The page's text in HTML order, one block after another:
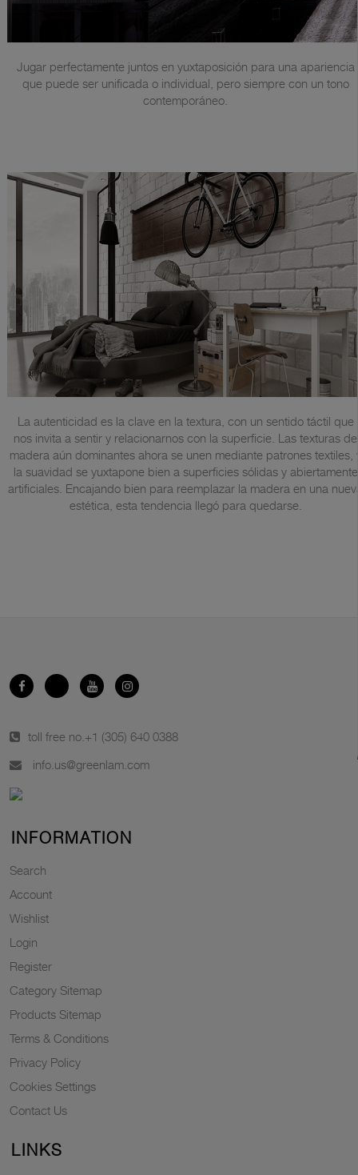
Jugar perfectamente juntos en yuxtaposición para una apariencia
que puede ser unificada o individual, pero siempre con un tono
contemporáneo.
La autenticidad es la clave en la textura, con un sentido táctil que
nos invita a sentir y relacionarnos con la superficie. Las texturas de
madera aún dominantes ahora se unen mediante patrones textiles,
la suavidad se yuxtapone bien a superficies sólidas y abiertamente
artificiales. Encajando bien para reemplazar la madera en una
estética, esta tendencia llegó para quedarse.
toll free no. +1 (305) 640 0388
info.us@greenlam.com
INFORMATION
Search
Account
Wishlist
Login
Register
Category Sitemap
Products Sitemap
Terms & Conditions
Privacy Policy
Cookies Settings
Contact Us
LINKS